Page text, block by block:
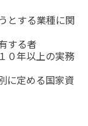
とする業種に関
する者
０年以上の実務
に定める国家資